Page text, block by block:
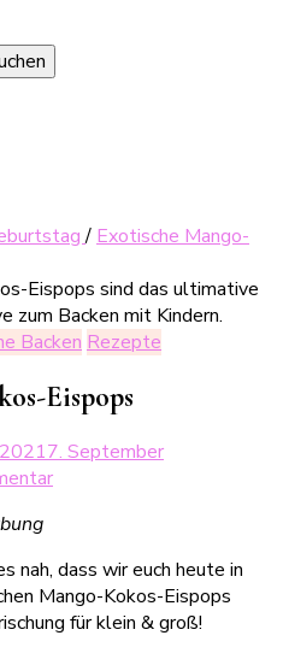
/ Exotische Mango-
Backen Rezepte
Eispops
7. September
zu
Kokos-
Eispops
nah, dass wir euch heute in
Mango-Kokos-Eispops
für klein & groß!